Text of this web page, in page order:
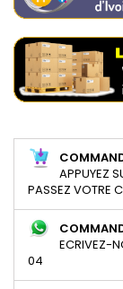
APPUYEZ
PASSEZ VOTRE
ECRIVEZ-
04